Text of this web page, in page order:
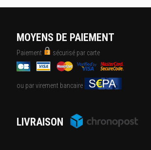
MOYENS DE PAIEMENT
Paiement sécurisé par carte
ou par virement bancaire
LIVRAISON